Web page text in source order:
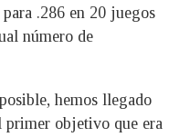
.286 en 20 juegos
número de
hemos llegado
primer objetivo que era